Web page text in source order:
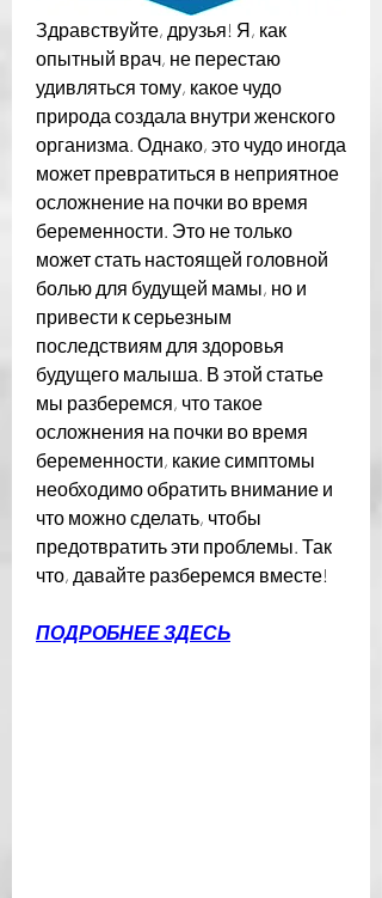
Здравствуйте, друзья! Я, как
опытный врач, не перестаю
удивляться тому, какое чудо
природа создала внутри женского
организма. Однако, это чудо иногда
может превратиться в неприятное
осложнение на почки во время
беременности. Это не только
может стать настоящей головной
болью для будущей мамы, но и
привести к серьезным
последствиям для здоровья
будущего малыша. В этой статье
мы разберемся, что такое
осложнения на почки во время
беременности, какие симптомы
необходимо обратить внимание и
что можно сделать, чтобы
предотвратить эти проблемы. Так
что, давайте разберемся вместе!
ПОДРОБНЕЕ ЗДЕСЬ